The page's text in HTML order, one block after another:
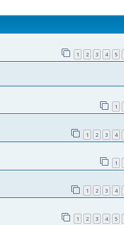
1 2 3 4 5
1
1 2 3 4
1
1 2 3 4
1 2 3 4 5